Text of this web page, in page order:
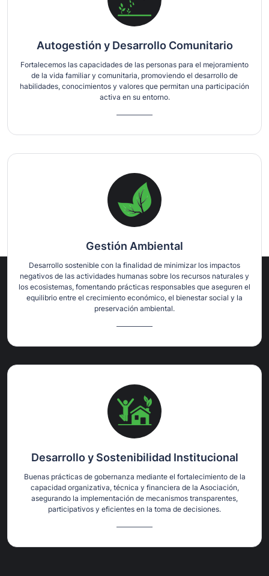
Autogestión y Desarrollo Comunitario
Fortalecemos las capacidades de las personas para el mejoramiento
de la vida familiar y comunitaria, promoviendo el desarrollo de
habilidades, conocimientos y valores que permitan una participación
activa en su entorno.
Gestión Ambiental
Desarrollo sostenible con la finalidad de minimizar los impactos
negativos de las actividades humanas sobre los recursos naturales y
los ecosistemas, fomentando prácticas responsables que aseguren el
equilibrio entre el crecimiento económico, el bienestar social y la
preservación ambiental.
Desarrollo y Sostenibilidad Institucional
Buenas prácticas de gobernanza mediante el fortalecimiento de la
capacidad organizativa, técnica y financiera de la Asociación,
asegurando la implementación de mecanismos transparentes,
participativos y eficientes en la toma de decisiones.